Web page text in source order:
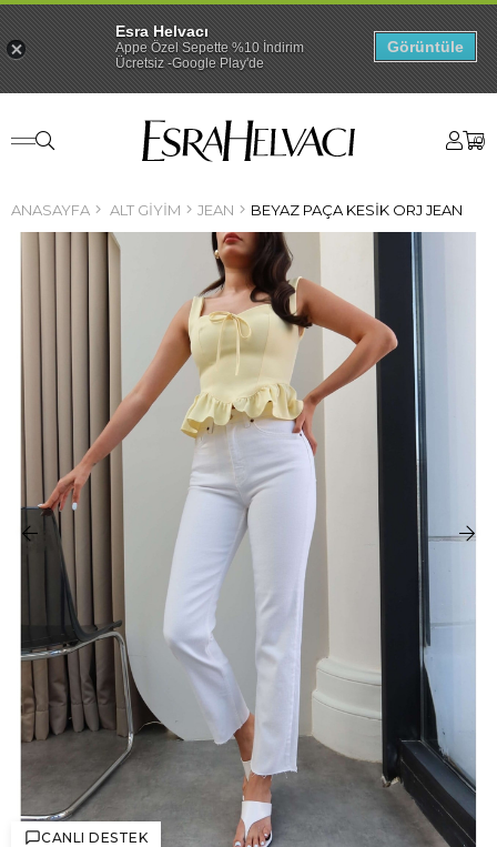
0
ANASAYFA ALT GIYIM JEAN BEYAZ PAÇA KESIK ORJ JEAN
CANLI DESTEK
Esra Helvacı
Appe Özel Sepette %10 İndirim
Ücretsiz -Google Play'de
Görüntüle